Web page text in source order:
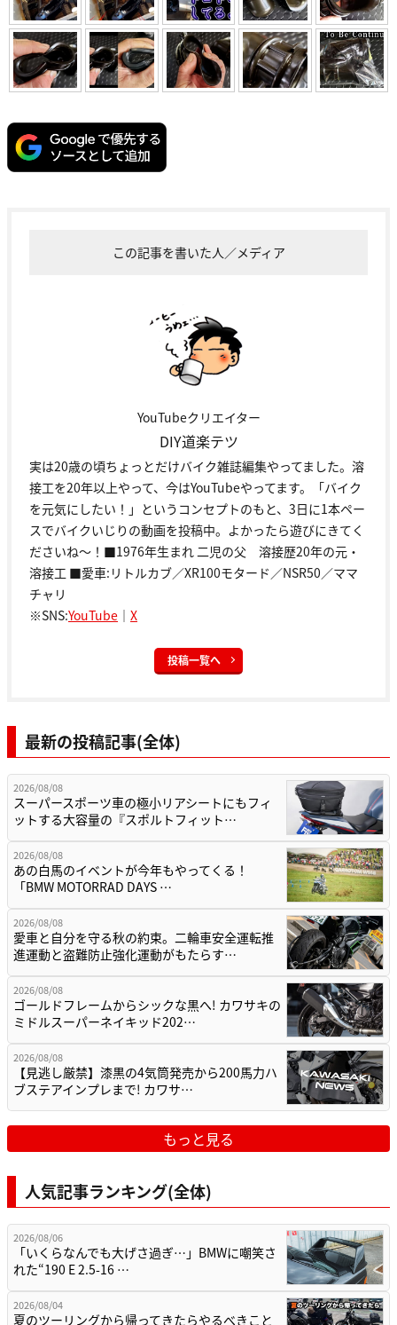
この記事を書いた人／メディア
YouTubeクリエイター
DIY道楽テツ
実は20歳の頃ちょっとだけバイク雑誌編集やってました。溶
接工を20年以上やって、今はYouTubeやってます。「バイク
を元気にしたい！」というコンセプトのもと、3日に1本ペー
スでバイクいじりの動画を投稿中。よかったら遊びにきてく
ださいね～！■1976年生まれ 二児の父 溶接歴20年の元・
溶接工 ■愛車:リトルカブ／XR100モタード／NSR50／ママ
チャリ
※SNS:YouTube ｜ X
投稿一覧へ
最新の投稿記事(全体)
2026/08/08
スーパースポーツ車の極小リアシートにもフィ
ットする大容量の『スポルトフィット…
2026/08/08
あの白馬のイベントが今年もやってくる！
「BMW MOTORRAD DAYS …
2026/08/08
愛車と自分を守る秋の約束。二輪車安全運転推
進運動と盗難防止強化運動がもたらす…
2026/08/08
ゴールドフレームからシックな黒へ! カワサキの
ミドルスーパーネイキッド202…
2026/08/08
【見逃し厳禁】漆黒の4気筒発売から200馬力ハ
ブステアインプレまで! カワサ…
もっと見る
人気記事ランキング(全体)
2026/08/06
「いくらなんでも大げさ過ぎ…」BMWに嘲笑さ
れた“190 E 2.5-16 …
2026/08/04
夏のツーリングから帰ってきたらやるべきこと